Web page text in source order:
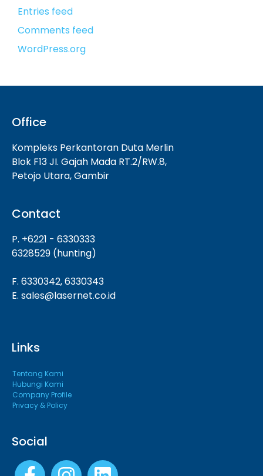
Entries feed
Comments feed
WordPress.org
Office
Kompleks Perkantoran Duta Merlin
Blok F13 JI. Gajah Mada RT.2/RW.8,
Petojo Utara, Gambir
Contact
P. +6221 - 6330333
6328529 (hunting)
F. 6330342, 6330343
E. sales@lasernet.co.id
Links
Tentang Kami
Hubungi Kami
Company Profile
Privacy & Policy
Social